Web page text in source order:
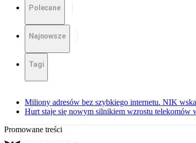
Polecane
Najnowsze
Tagi
Miliony adresów bez szybkiego internetu. NIK
Hurt staje się nowym silnikiem wzrostu telekomów
Promowane treści